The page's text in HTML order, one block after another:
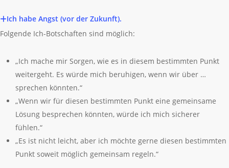
Ich habe Angst (vor der Zukunft).
Folgende Ich-Botschaften sind möglich:
„Ich mache mir Sorgen, wie es in diesem bestimmten Punkt
weitergeht. Es würde mich beruhigen, wenn wir über …
sprechen könnten.“
„Wenn wir für diesen bestimmten Punkt eine gemeinsame
Lösung besprechen könnten, würde ich mich sicherer
fühlen.“
„Es ist nicht leicht, aber ich möchte gerne diesen bestimmten
Punkt soweit möglich gemeinsam regeln.“